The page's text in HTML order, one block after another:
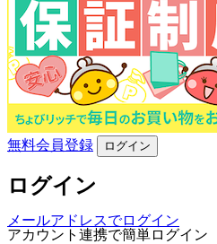
無料会員登録 ログイン
ログイン
メールアドレスでログイン
アカウント連携で簡単ログイン